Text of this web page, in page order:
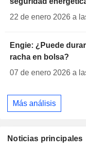
22 de enero 2026 a
Engie: ¿Puede
racha en bolsa?
07 de enero 2026 a
Más análisis
Noticias principales